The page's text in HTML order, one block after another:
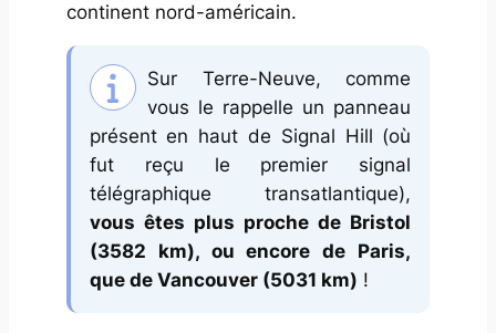
continent nord-américain.
Sur Terre-Neuve, comme
vous le rappelle un panneau
présent en haut de Signal Hill (où
fut reçu le premier signal
télégraphique transatlantique),
vous êtes plus proche de Bristol
(3582 km), ou encore de Paris,
que de Vancouver (5031 km) !